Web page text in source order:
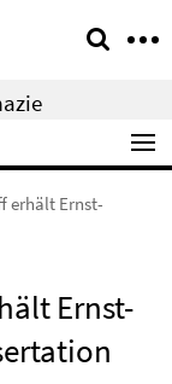
erhält Ernst-
Ernst-